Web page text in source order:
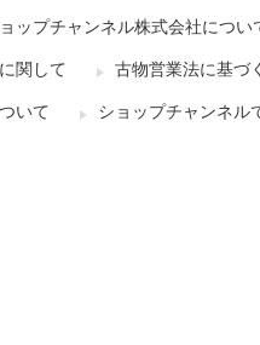
ップチャンネル株式会社につい
関して 古物営業法に基づ
いて ショップチャンネル